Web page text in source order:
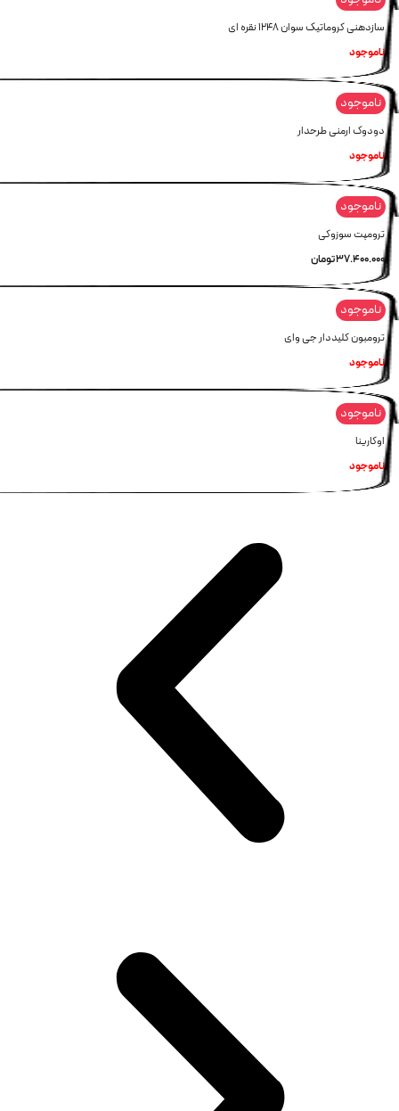
سازدهنی کروماتیک سوان 1248 نقره ای
ناموجود
ناموجود
دودوک ارمنی طرحدار
ناموجود
ناموجود
ترومپت سوزوکی
37.400.000تومان
ناموجود
ترومبون کلیددار جی وای
ناموجود
ناموجود
اوکارینا
ناموجود